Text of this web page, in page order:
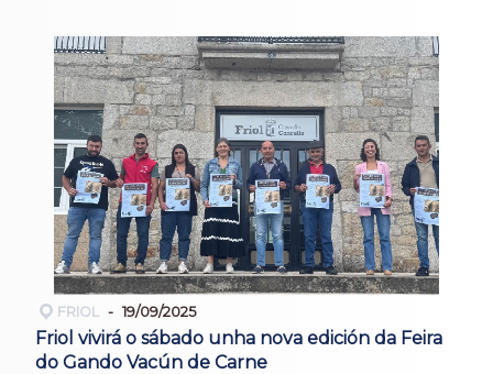
FRIOL 19/09/2025
Friol vivirá o sábado unha nova edición da Feira
do Gando Vacún de Carne